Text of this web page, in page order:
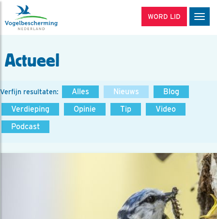
WORD LID
Actueel
Verfijn resultaten: Alles Nieuws
Blog
Verdieping
Opinie Tip
Video
Podcast